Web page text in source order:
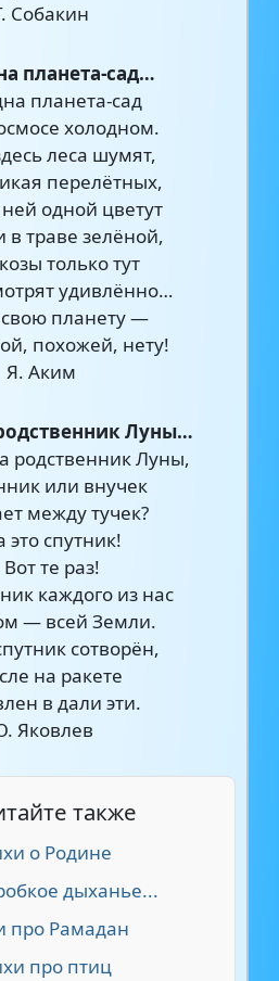
Собакин
планета-сад…
планета-сад
холодном.
леса шумят,
перелётных,
одной цветут
траве зелёной,
только тут
удивлённо…
свою планету —
похожей, нету!
Я. Аким
Луны…
родственник Луны,
или внучек
между тучек?
спутник!
те раз!
каждого из нас
— всей Земли.
сотворён,
на ракете
в дали эти.
Яковлев
также
о Родине
дыханье...
про Рамадан
про птиц